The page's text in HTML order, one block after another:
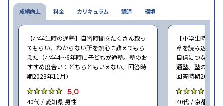
成績向上
【小学生時の通塾】自習時間をたくさん取っ
てもらい、わからない所を熱心に教えてもら
えた（小学4〜6年時に子どもが通塾。塾のお
すすめ度合い：どちらともいえない。回答時
期2023年11月）
5.0
40代 / 愛知県 男性
【小学生時の通
章を読み込む能
自信につながっ
通塾。塾のおす
回答時期2023年
40代 / 京都府 女
料金 カリキュラム 講師 環境